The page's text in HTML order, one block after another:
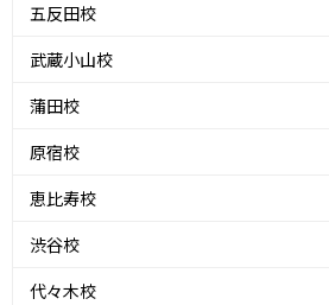
五反田校
武蔵小山校
蒲田校
原宿校
恵比寿校
渋谷校
代々木校